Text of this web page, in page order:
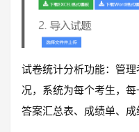
试卷统计分析功能：管
况，系统为每个考生，每
答案汇总表、成绩单、成